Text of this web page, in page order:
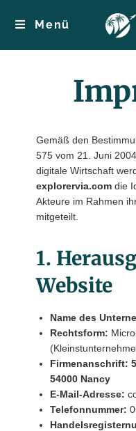
Menü
Gemäß den
575 vom 21. Juni
digitale Wirtschaft
explorervia.com die
Akteure im Rahmen
mitgeteilt.
1.
Website
Name des
Rechtsform:
Firmenanschrift:
54000 Nancy
E-Mail-Adresse:
Telefonnummer: